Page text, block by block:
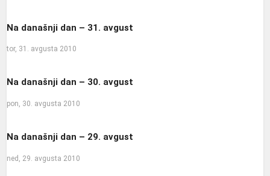
Na današnji dan – 31. avgust
tor, 31. avgusta 2010
Na današnji dan – 30. avgust
pon, 30. avgusta 2010
Na današnji dan – 29. avgust
ned, 29. avgusta 2010